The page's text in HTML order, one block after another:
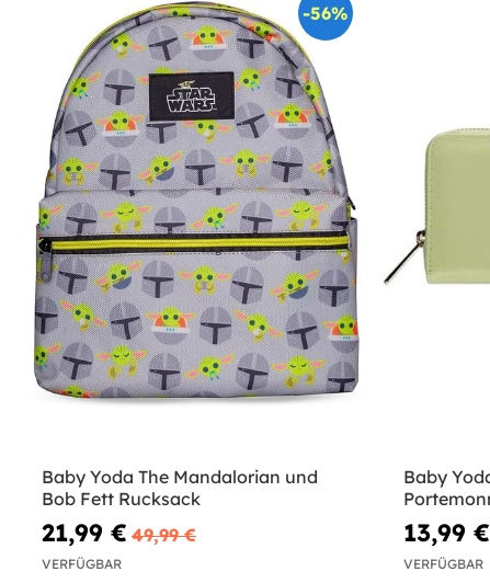
-56%
Baby Yoda The Mandalorian und
Bob Fett Rucksack
21,99 € 49,99 €
VERFÜGBAR
Baby
Wars
13,99 €
VERFÜGBAR